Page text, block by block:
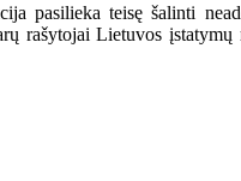
pasilieka teisę šalinti
rašytojai Lietuvos